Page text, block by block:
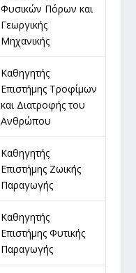
Φυσικών Πόρων και
Γεωργικής
Μηχανικής
Καθηγητής
Επιστήμης Τροφίμων
και Διατροφής του
Ανθρώπου
Καθηγητής
Επιστήμης Ζωικής
Παραγωγής
Καθηγητής
Επιστήμης Φυτικής
Παραγωγής